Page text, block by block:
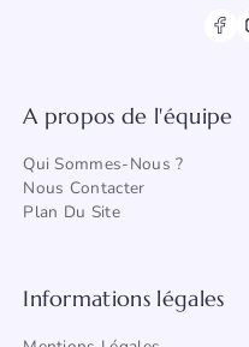
A propos de l'équipe
Qui Sommes-Nous ?
Nous Contacter
Plan Du Site
Informations légales